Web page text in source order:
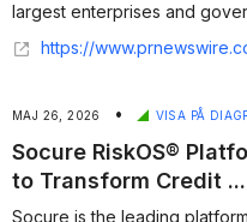
largest enterprises and
https://www.prnewswire.com/news-releases/xcelerate-solutions-and-socure-to-support-logingovs-next-generation-of-remote-unsupervised-identity-proofing-solutions-
MAJ 26, 2026 • VISA PÅ
Socure RiskOS®
to Transform Credit ...
Socure is the leading